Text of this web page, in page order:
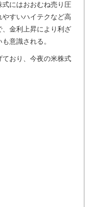
にはおおむね売り圧
すいハイテクなど高
金利上昇により利ざ
意識される。
おり、今夜の米株式